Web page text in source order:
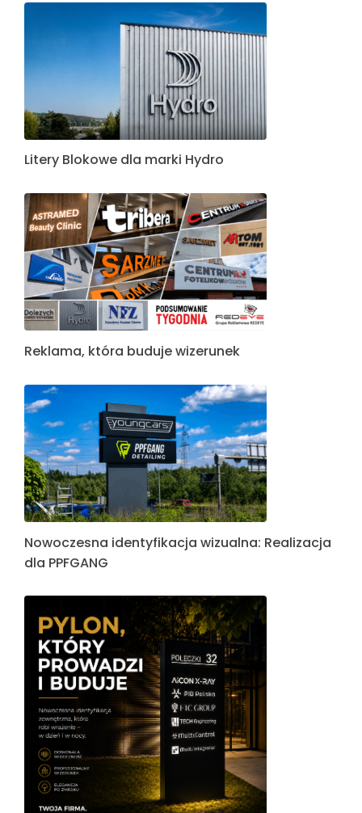
Litery Blokowe dla marki Hydro
Reklama, która buduje wizerunek
Nowoczesna identyfikacja wizualna: Realizacja
dla PPFGANG